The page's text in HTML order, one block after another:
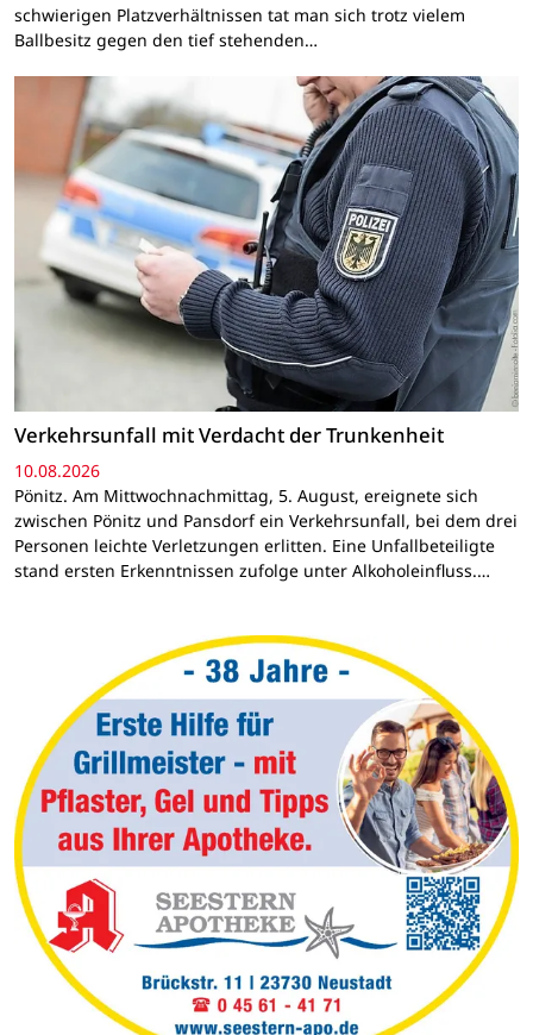
schwierigen Platzverhältnissen tat man sich trotz vielem
Ballbesitz gegen den tief stehenden…
Verkehrsunfall mit Verdacht der Trunkenheit
10.08.2026
Pönitz. Am Mittwochnachmittag, 5. August, ereignete sich
zwischen Pönitz und Pansdorf ein Verkehrsunfall, bei dem drei
Personen leichte Verletzungen erlitten. Eine Unfallbeteiligte
stand ersten Erkenntnissen zufolge unter Alkoholeinfluss.…